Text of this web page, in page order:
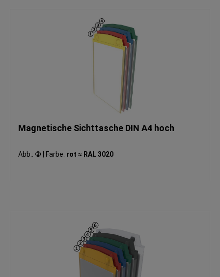
Magnetische Sichttasche DIN A4 hoch
Abb.: ② Farbe: rot ≈ RAL 3020